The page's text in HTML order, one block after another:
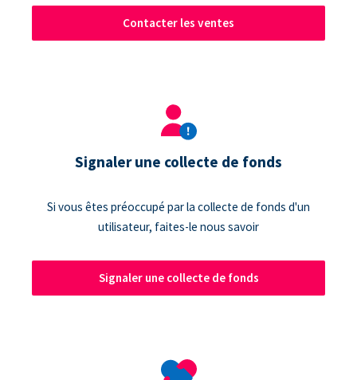
Contacter les ventes
Signaler une collecte de fonds
Si vous êtes préoccupé par la collecte de fonds d'un
utilisateur, faites-le nous savoir
Signaler une collecte de fonds